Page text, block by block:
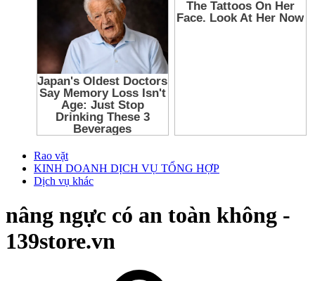
Rao vặt
KINH DOANH DỊCH VỤ TỔNG HỢP
Dịch vụ khác
nâng ngực có an toàn không -
139store.vn